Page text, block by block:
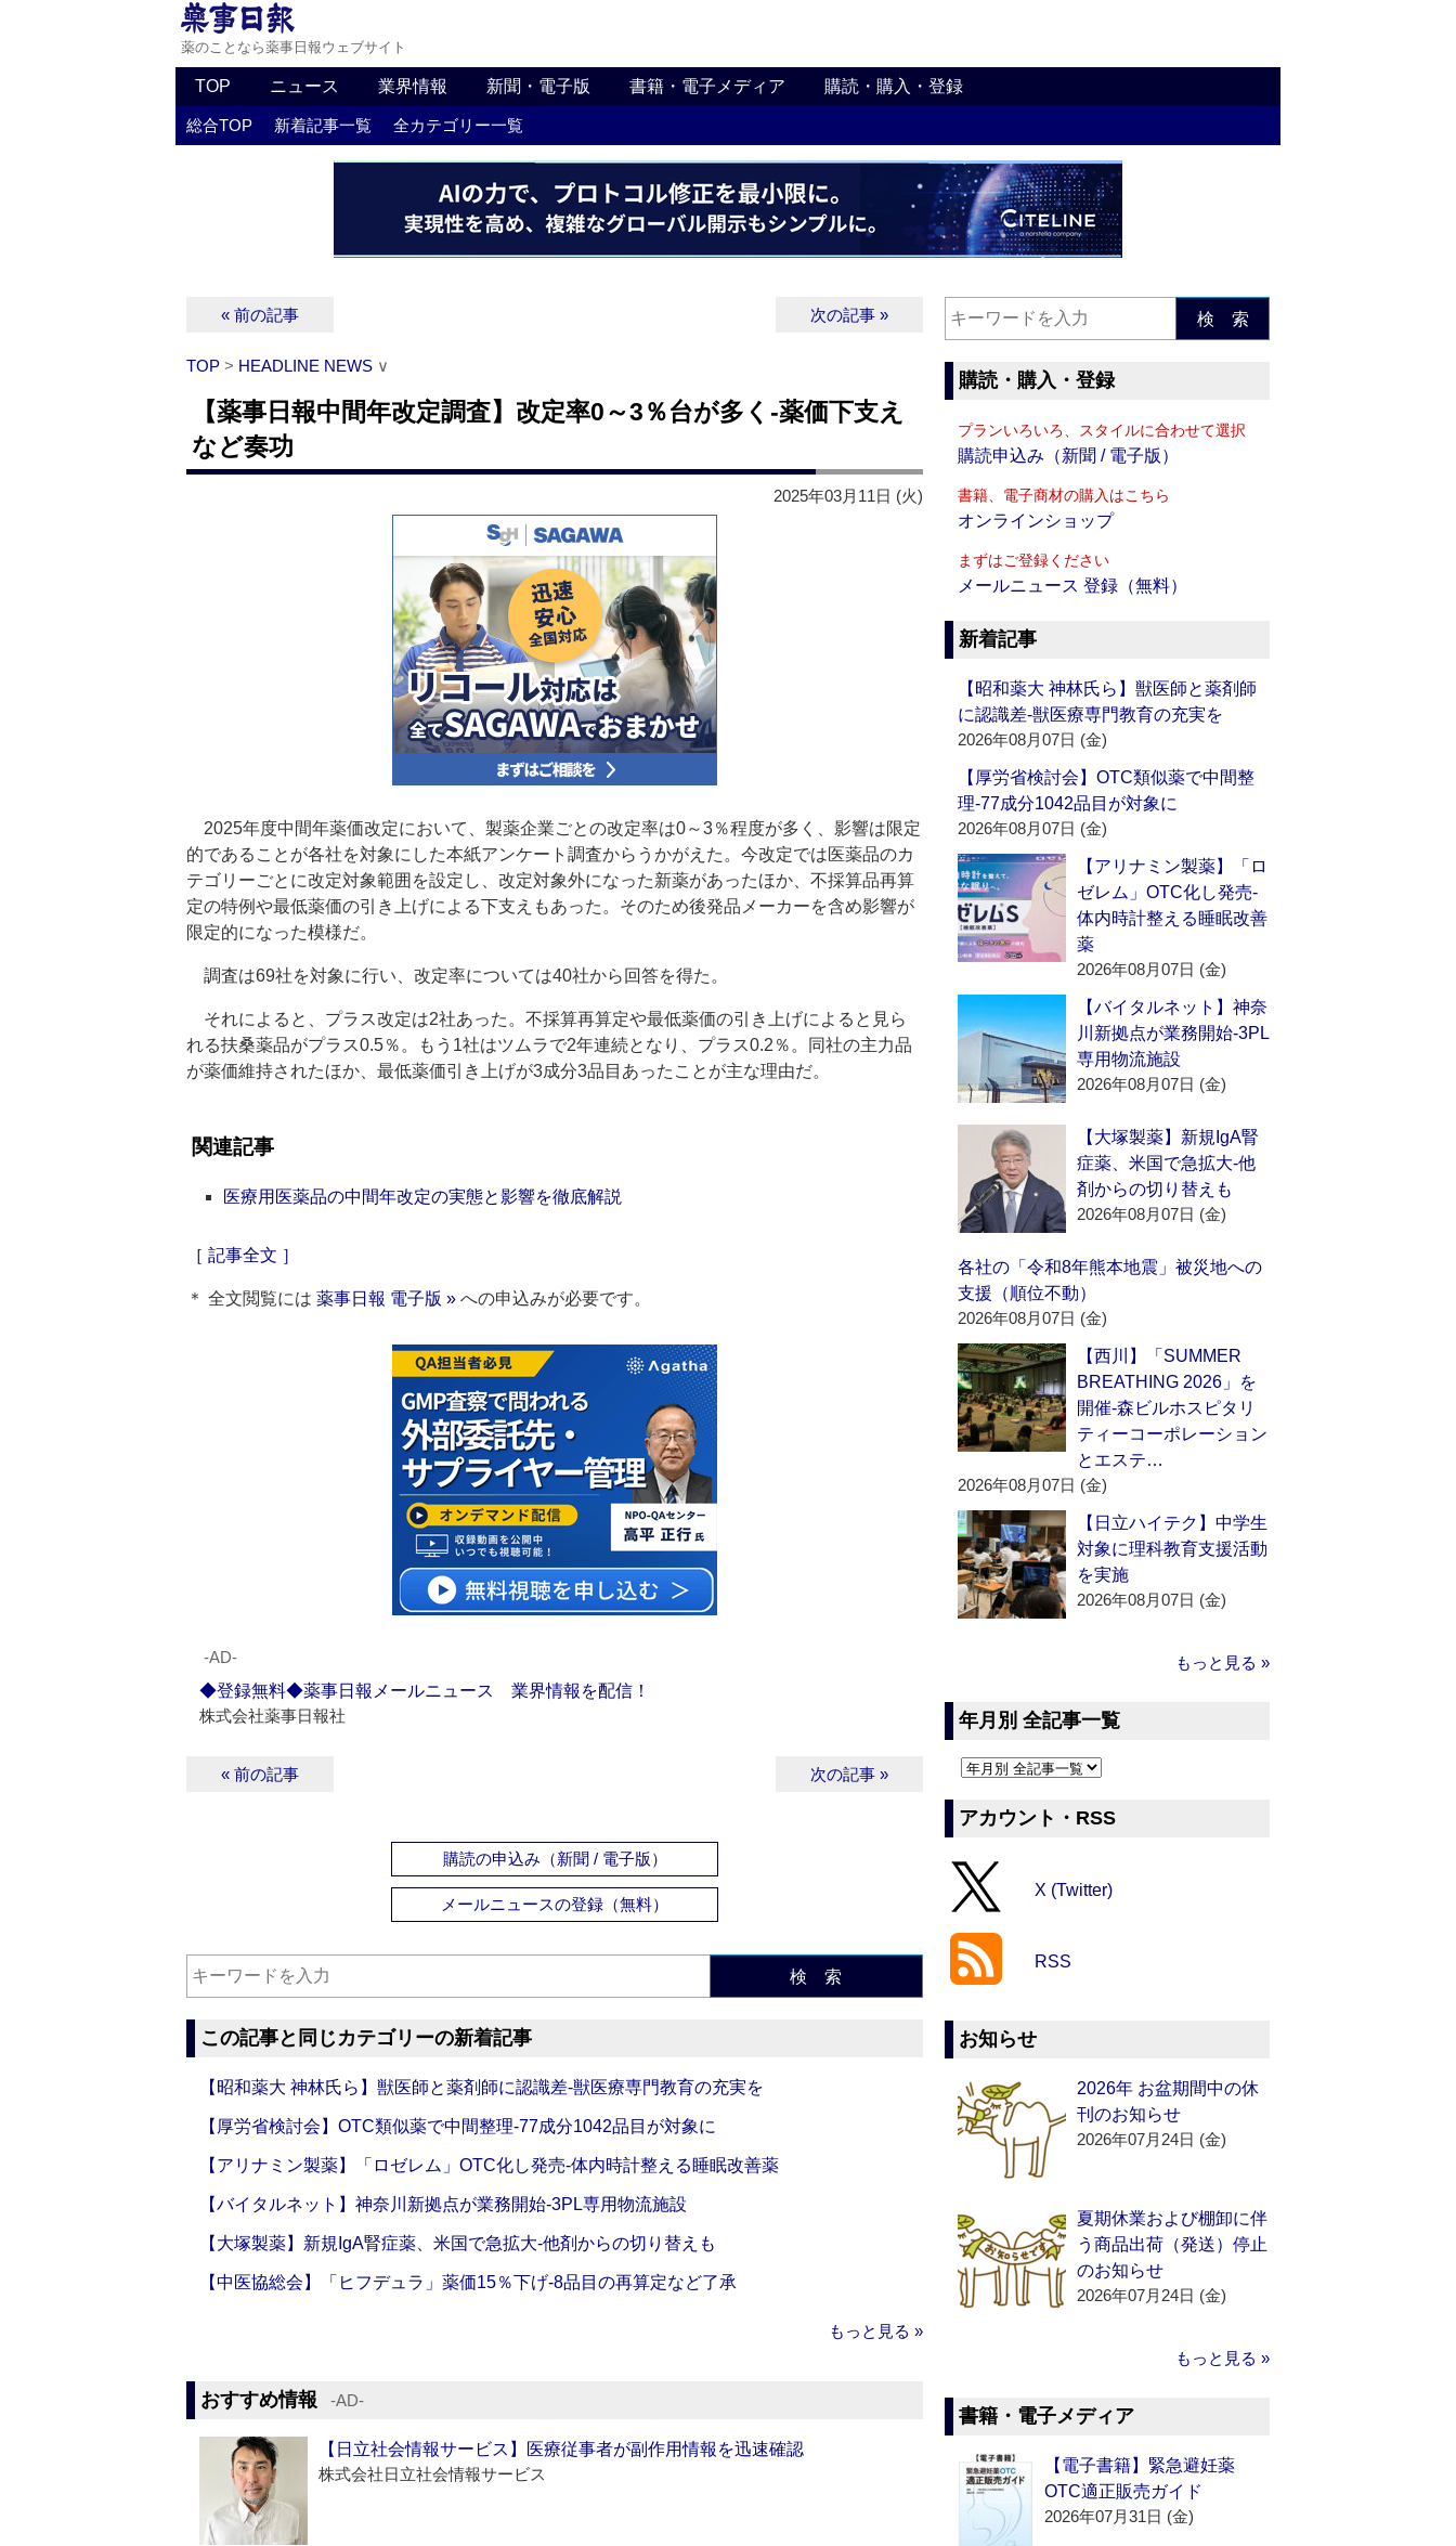
薬のことなら薬事日報ウェブサイト
TOP ニュース 業界情報 新聞・電子版 書籍・電子メディア 購読・購入・登録
総合TOP 新着記事一覧 全カテゴリー一覧
« 前の記事 次の記事 »
TOP > HEADLINE NEWS ∨
【薬事日報中間年改定調査】改定率0～3％台が多く‐薬価下支え
など奏功
2025年03月11日 (火)
2025年度中間年薬価改定において、製薬企業ごとの改定率は0～3％程度が多く、影響は限定
的であることが各社を対象にした本紙アンケート調査からうかがえた。今改定では医薬品のカ
テゴリーごとに改定対象範囲を設定し、改定対象外になった新薬があったほか、不採算品再算
定の特例や最低薬価の引き上げによる下支えもあった。そのため後発品メーカーを含め影響が
限定的になった模様だ。
調査は69社を対象に行い、改定率については40社から回答を得た。
それによると、プラス改定は2社あった。不採算再算定や最低薬価の引き上げによると見ら
れる扶桑薬品がプラス0.5％。もう1社はツムラで2年連続となり、プラス0.2％。同社の主力品
が薬価維持されたほか、最低薬価引き上げが3成分3品目あったことが主な理由だ。
関連記事
医療用医薬品の中間年改定の実態と影響を徹底解説
［ 記事全文 ］
＊ 全文閲覧には 薬事日報 電子版 » への申込みが必要です。
‐AD‐
◆登録無料◆薬事日報メールニュース 業界情報を配信！
株式会社薬事日報社
« 前の記事 次の記事 »
購読の申込み（新聞 / 電子版）
メールニュースの登録（無料）
検 索
この記事と同じカテゴリーの新着記事
【昭和薬大 神林氏ら】獣医師と薬剤師に認識差‐獣医療専門教育の充実を
【厚労省検討会】OTC類似薬で中間整理‐77成分1042品目が対象に
【アリナミン製薬】「ロゼレム」OTC化し発売‐体内時計整える睡眠改善薬
【バイタルネット】神奈川新拠点が業務開始‐3PL専用物流施設
【大塚製薬】新規IgA腎症薬、米国で急拡大‐他剤からの切り替えも
【中医協総会】「ヒフデュラ」薬価15％下げ‐8品目の再算定など了承
もっと見る »
おすすめ情報 ‐AD‐
【日立社会情報サービス】医療従事者が副作用情報を迅速確認
株式会社日立社会情報サービス
検 索
購読・購入・登録
プランいろいろ、スタイルに合わせて選択
購読申込み（新聞 / 電子版）
書籍、電子商材の購入はこちら
オンラインショップ
まずはご登録ください
メールニュース 登録（無料）
新着記事
【昭和薬大 神林氏ら】獣医師と薬剤師
に認識差‐獣医療専門教育の充実を
2026年08月07日 (金)
【厚労省検討会】OTC類似薬で中間整
理‐77成分1042品目が対象に
2026年08月07日 (金)
【アリナミン製薬】「ロ
ゼレム」OTC化し発売‐
体内時計整える睡眠改善
薬
2026年08月07日 (金)
【バイタルネット】神奈
川新拠点が業務開始‐3PL
専用物流施設
2026年08月07日 (金)
【大塚製薬】新規IgA腎
症薬、米国で急拡大‐他
剤からの切り替えも
2026年08月07日 (金)
各社の「令和8年熊本地震」被災地への
支援（順位不動）
2026年08月07日 (金)
【西川】「SUMMER
BREATHING 2026」を
開催‐森ビルホスピタリ
ティーコーポレーション
とエステ…
2026年08月07日 (金)
【日立ハイテク】中学生
対象に理科教育支援活動
を実施
2026年08月07日 (金)
もっと見る »
年月別 全記事一覧
アカウント・RSS
X (Twitter)
RSS
お知らせ
2026年 お盆期間中の休
刊のお知らせ
2026年07月24日 (金)
夏期休業および棚卸に伴
う商品出荷（発送）停止
のお知らせ
2026年07月24日 (金)
もっと見る »
書籍・電子メディア
【電子書籍】緊急避妊薬
OTC適正販売ガイド
2026年07月31日 (金)